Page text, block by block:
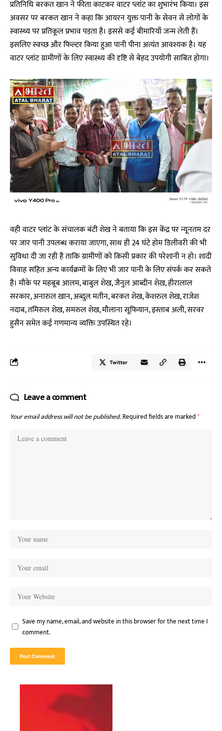
प्रतिनिधि बरकत खान ने फीता काटकर वाटर प्लांट का शुभारंभ किया। इस
अवसर पर बरकत खान ने कहा कि आयरन युक्त पानी के सेवन से लोगों के
स्वास्थ्य पर प्रतिकूल प्रभाव पड़ता है। इससे कई बीमारियाँ जन्म लेती हैं।
इसलिए स्वच्छ और फिल्टर किया हुआ पानी पीना अत्यंत आवश्यक है। यह
वाटर प्लांट ग्रामीणों के लिए स्वास्थ्य की दृष्टि से बेहद उपयोगी साबित होगा।
वही वाटर प्लांट के संचालक बंटी शेख ने बताया कि इस केंद्र पर न्यूनतम दर
पर जार पानी उपलब्ध कराया जाएगा, साथ ही 24 घंटे होम डिलीवरी की भी
सुविधा दी जा रही है ताकि ग्रामीणों को किसी प्रकार की परेशानी न हो। शादी
विवाह सहित अन्य कार्यक्रमों के लिए भी जार पानी के लिए संपर्क कर सकते
है। मौके पर महबूब आलम, बाबुल शेख, जैनुल आब्दीन शेख, हीरालाल
सरकार, अनारुल खान, अब्दुल मतीन, बरकत शेख, केशरुल शेख, राजेश
नदाब, तमिरुल शेख, समरुल शेख, मौलाना सूफियान, इस्ताब अली, सरवर
हुसैन समेत कई गणमान्य व्यक्ति उपस्थित रहे।
Twitter
Leave a comment
Your email address will not be published.Required fields are marked*
Save my name, email, and website in this browser for the next time I
comment.